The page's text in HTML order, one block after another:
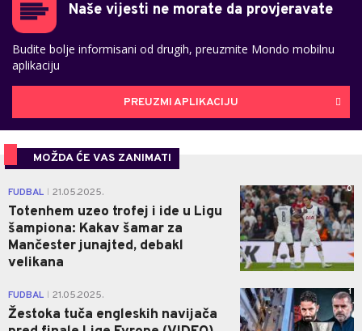
Naše vijesti ne morate da provjeravate
Budite bolje informisani od drugih, preuzmite Mondo mobilnu
aplikaciju
PREUZMI APLIKACIJU
MOŽDA ĆE VAS ZANIMATI
FUDBAL 21.05.2025.
Totenhem uzeo trofej i ide u Ligu
šampiona: Kakav šamar za
Mančester junajted, debakl
velikana
0
FUDBAL 21.05.2025.
Žestoka tuča engleskih navijača
1